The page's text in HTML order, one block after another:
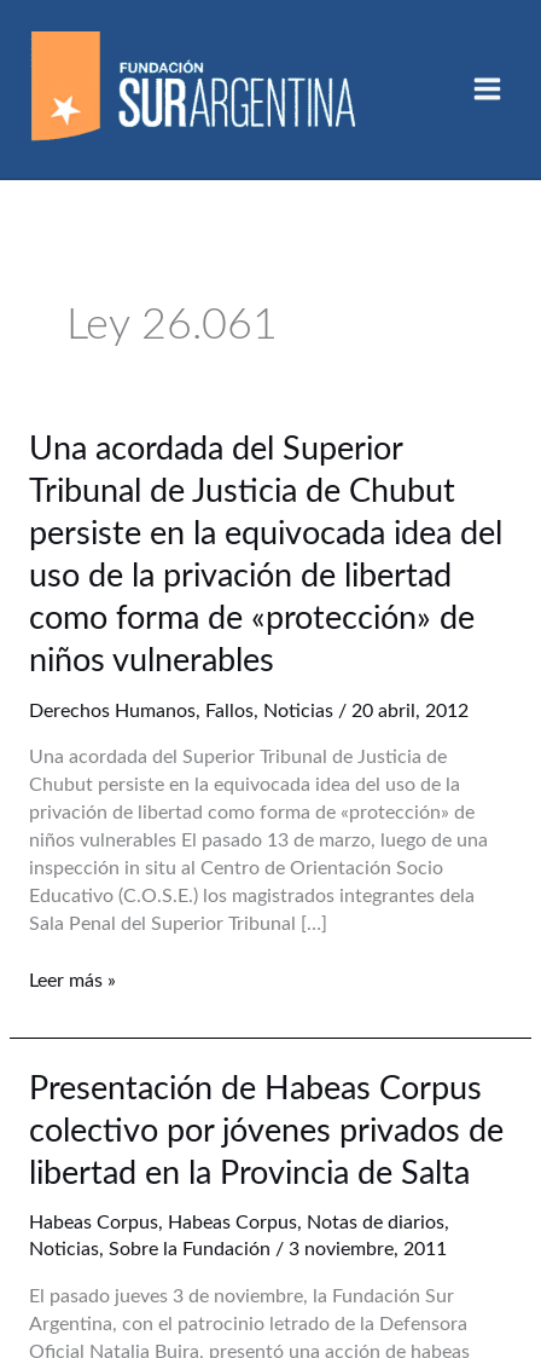
contenido
Ley 26.061
Una acordada del Superior
Tribunal de Justicia de Chubut
persiste en la equivocada idea del
uso de la privación de libertad
como forma de «protección» de
niños vulnerables
Derechos Humanos, Fallos, Noticias/ 20 abril, 2012
Una acordada del Superior Tribunal de Justicia de
Chubut persiste en la equivocada idea del uso de la
privación de libertad como forma de «protección» de
niños vulnerables El pasado 13 de marzo, luego de una
inspección in situ al Centro de Orientación Socio
Educativo (C.O.S.E.) los magistrados integrantes dela
Sala Penal del Superior Tribunal […]
Una
del
Superior
Tribunal
de
Justicia
Chubut
en
la
equivocada
idea
del
uso
de
la
de
de
de
niños
Leer más »
Presentación de Habeas Corpus
colectivo por jóvenes privados de
libertad en la Provincia de Salta
Habeas Corpus, Habeas Corpus, Notas de diarios,
Noticias, Sobre la Fundación / 3 noviembre, 2011
El pasado jueves 3 de noviembre, la Fundación Sur
Argentina, con el patrocinio letrado de la Defensora
Oficial Natalia Buira, presentó una acción de habeas
Presentación
Habeas
Corpus
por
jóvenes
de
libertad